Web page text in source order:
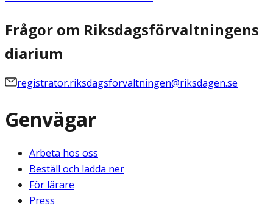
Frågor om Riksdagsförvaltningens
diarium
registrator.riksdagsforvaltningen@riksdagen.se
Genvägar
Arbeta hos oss
Beställ och ladda ner
För lärare
Press